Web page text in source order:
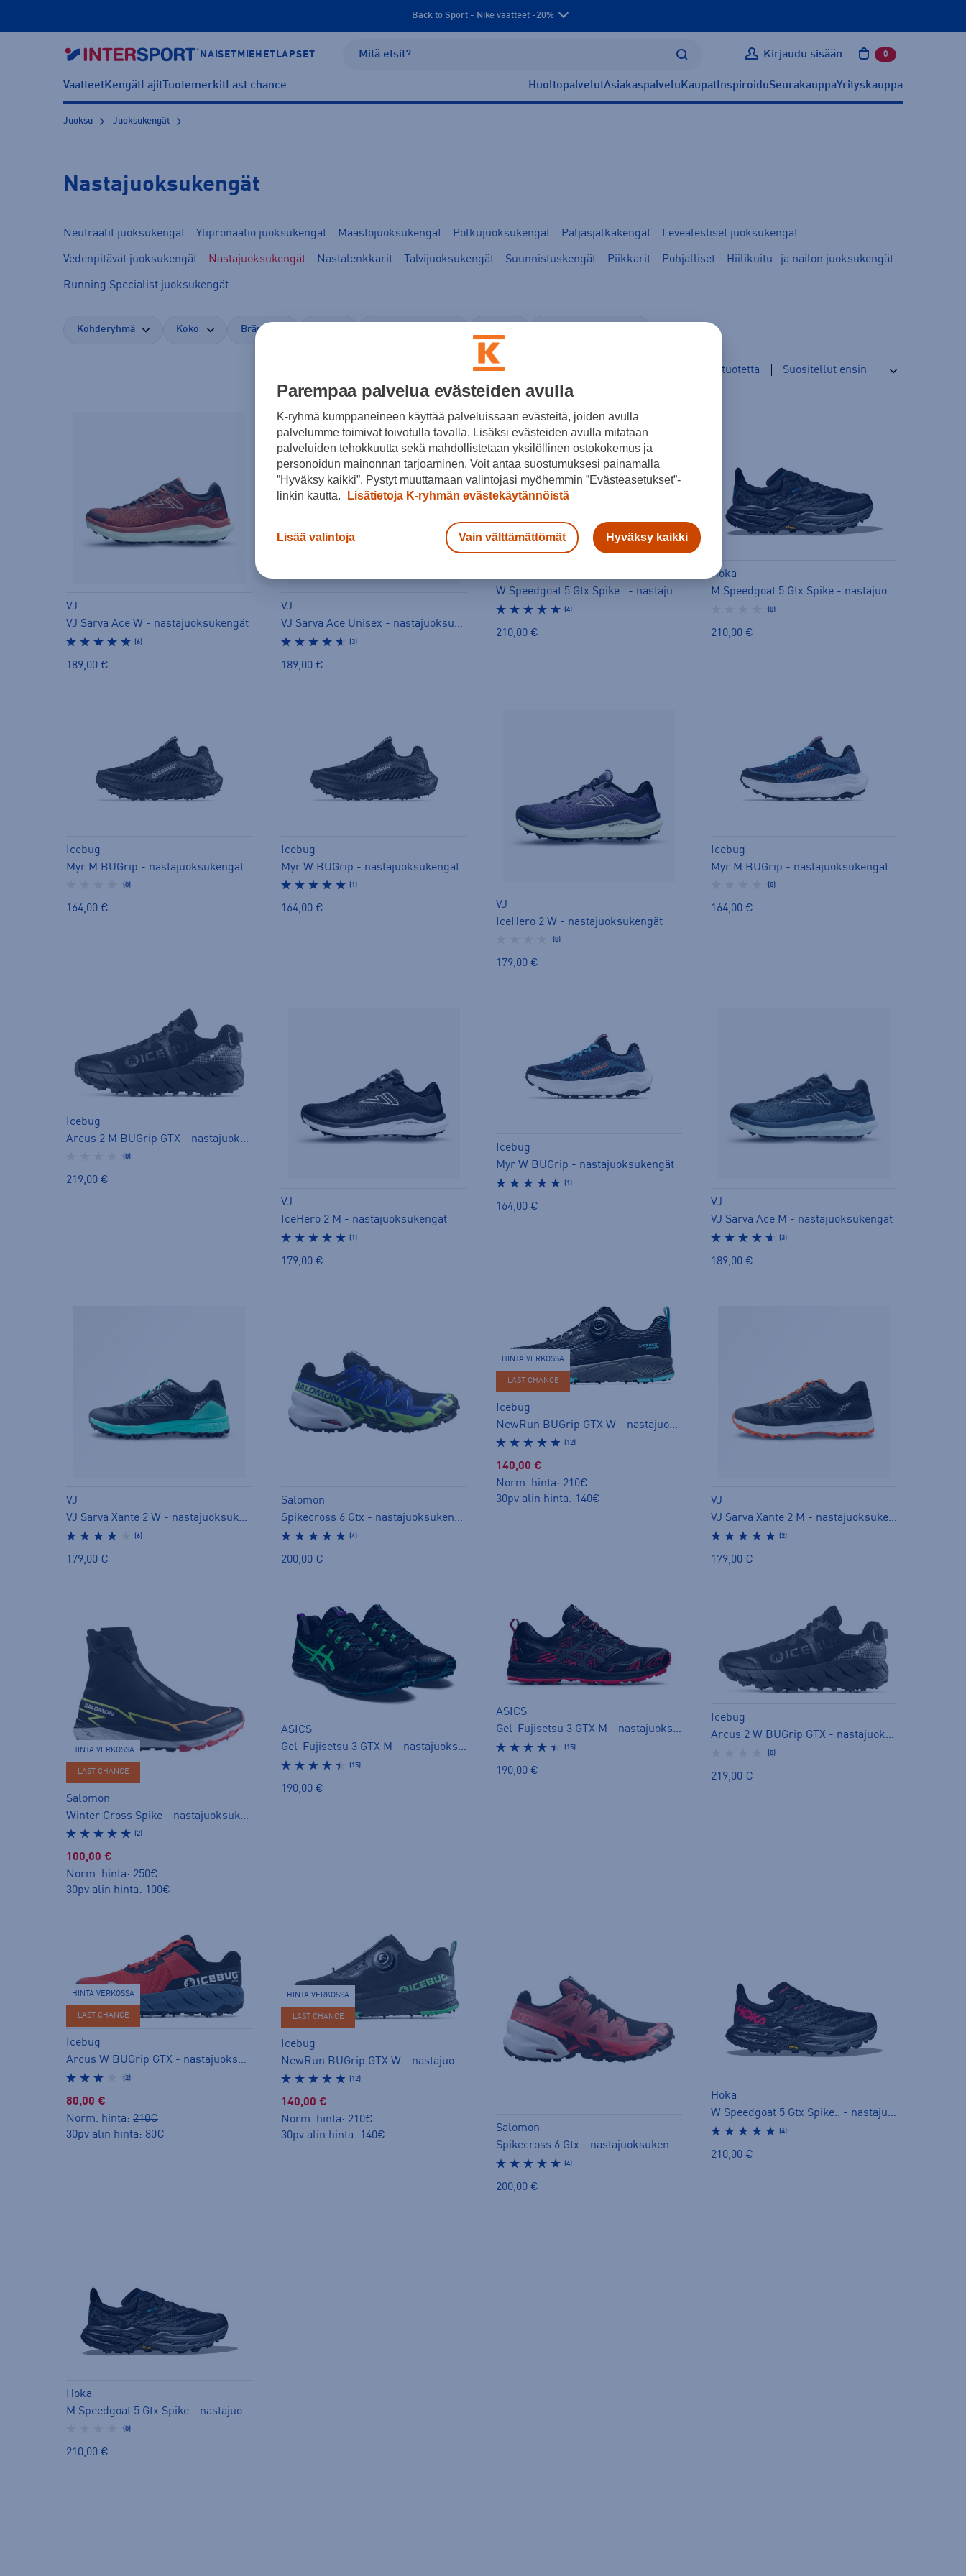
Back to Sport - Nike vaatteet -20%
NAISET MIEHET LAPSET Kirjaudu sisään 0 tuotetta
VaatteetKengätLajitTuotemerkitLast chance HuoltopalvelutAsiakaspalvelu Kaupat InspiroiduSeurakauppaYrityskauppa
Juoksu Juoksukengät
Nastajuoksukengät
Neutraalit juoksukengät Ylipronaatio juoksukengät Maastojuoksukengät Polkujuoksukengät Paljasjalkakengät Leveälestiset juoksukengät
Vedenpitävät juoksukengät Nastajuoksukengät Nastalenkkarit Talvijuoksukengät Suunnistuskengät Piikkarit Pohjalliset Hiilikuitu- ja nailon juoksukengät
Running Specialist juoksukengät
Kohderyhmä Koko Brändi
tuotetta
VJ
VJ Sarva Ace W - nastajuoksukengät
(6)
189,00 €
VJ
VJ Sarva Ace Unisex - nastajuoksukengät
(3)
189,00 €
W Speedgoat 5 Gtx Spike.. - nastajuoksukengät
(4)
210,00 €
Hoka
M Speedgoat 5 Gtx Spike - nastajuoksukengät
(0)
210,00 €
Icebug
Myr M BUGrip - nastajuoksukengät
(0)
164,00 €
Icebug
Myr W BUGrip - nastajuoksukengät
(1)
164,00 €
VJ
IceHero 2 W - nastajuoksukengät
(0)
179,00 €
Icebug
Myr M BUGrip - nastajuoksukengät
(0)
164,00 €
Icebug
Arcus 2 M BUGrip GTX - nastajuoksukengät
(0)
219,00 €
VJ
IceHero 2 M - nastajuoksukengät
(1)
179,00 €
Icebug
Myr W BUGrip - nastajuoksukengät
(1)
164,00 €
VJ
VJ Sarva Ace M - nastajuoksukengät
(3)
189,00 €
VJ
VJ Sarva Xante 2 W - nastajuoksukengät
(6)
179,00 €
Salomon
Spikecross 6 Gtx - nastajuoksukengät
(4)
200,00 €
HINTA VERKOSSA
LAST CHANCE
Icebug
NewRun BUGrip GTX W - nastajuoksukengät
(12)
140,00 €
Norm. hinta: 210€
30pv alin hinta: 140€
VJ
VJ Sarva Xante 2 M - nastajuoksukengät
(2)
179,00 €
HINTA VERKOSSA
LAST CHANCE
Salomon
Winter Cross Spike - nastajuoksukengät
(2)
100,00 €
Norm. hinta: 250€
30pv alin hinta: 100€
ASICS
Gel-Fujisetsu 3 GTX M - nastajuoksukengät
(15)
190,00 €
ASICS
Gel-Fujisetsu 3 GTX M - nastajuoksukengät
(15)
190,00 €
Icebug
Arcus 2 W BUGrip GTX - nastajuoksukengät
(0)
219,00 €
HINTA VERKOSSA
LAST CHANCE
Icebug
Arcus W BUGrip GTX - nastajuoksukengät
(2)
80,00 €
Norm. hinta: 210€
30pv alin hinta: 80€
HINTA VERKOSSA
LAST CHANCE
Icebug
NewRun BUGrip GTX W - nastajuoksukengät
(12)
140,00 €
Norm. hinta: 210€
30pv alin hinta: 140€
Salomon
Spikecross 6 Gtx - nastajuoksukengät
(4)
200,00 €
Hoka
W Speedgoat 5 Gtx Spike.. - nastajuoksukengät
(4)
210,00 €
Hoka
M Speedgoat 5 Gtx Spike - nastajuoksukengät
(0)
210,00 €
Parempaa palvelua evästeiden avulla
K-ryhmä kumppaneineen käyttää palveluissaan evästeitä, joiden avulla
palvelumme toimivat toivotulla tavalla. Lisäksi evästeiden avulla mitataan
palveluiden tehokkuutta sekä mahdollistetaan yksilöllinen ostokokemus ja
personoidun mainonnan tarjoaminen. Voit antaa suostumuksesi painamalla
”Hyväksy kaikki”. Pystyt muuttamaan valintojasi myöhemmin ”Evästeasetukset”-
linkin kautta.
Lisätietoja K-ryhmän evästekäytännöistä
Lisää valintoja Vain välttämättömät Hyväksy kaikki